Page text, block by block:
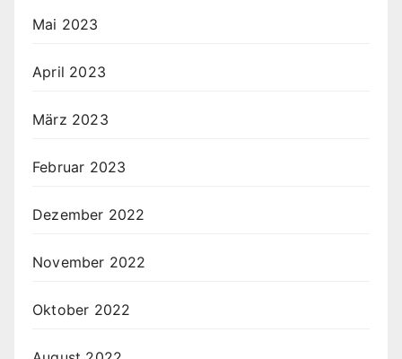
Mai 2023
April 2023
März 2023
Februar 2023
Dezember 2022
November 2022
Oktober 2022